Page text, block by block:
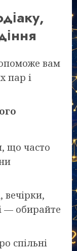
вам
пар і
що часто
вечірки,
— обирайте
спільні